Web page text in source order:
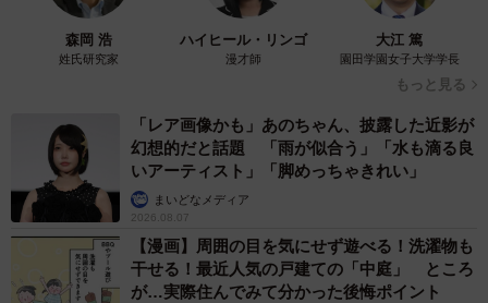
森岡 浩
姓氏研究家
ハイヒール・リンゴ
漫才師
大江 篤
園田学園女子大学学長
もっと見る
「レア画像かも」あのちゃん、披露した近影が
幻想的だと話題 「雨が似合う」「水も滴る良
いアーティスト」「脚めっちゃきれい」
まいどなメディア
2026.08.07
【漫画】周囲の目を気にせず遊べる！洗濯物も
干せる！最近人気の戸建ての「中庭」 ところ
が…実際住んでみて分かった後悔ポイント